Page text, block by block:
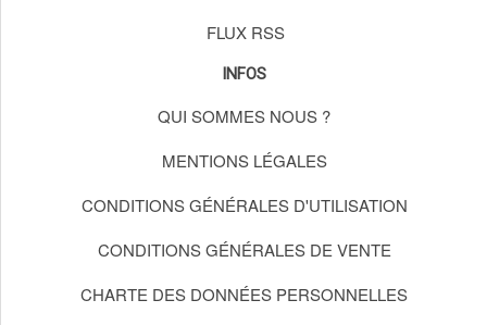
FLUX RSS
INFOS
QUI SOMMES NOUS ?
MENTIONS LÉGALES
CONDITIONS GÉNÉRALES D'UTILISATION
CONDITIONS GÉNÉRALES DE VENTE
CHARTE DES DONNÉES PERSONNELLES